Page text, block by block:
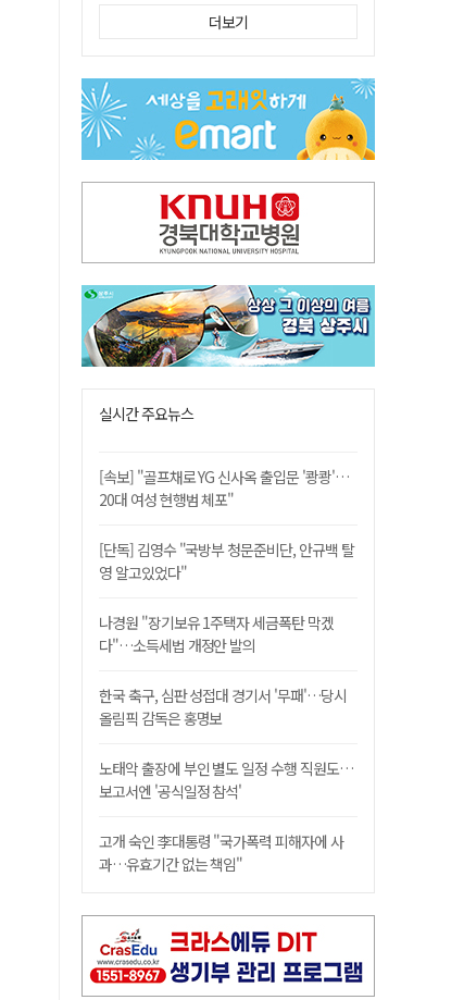
[단독] 김영수 "국방부 청문준비단, 안규백 탈영 알고있었다"
[기고] 대구 미래는 금호강·팔공산에 있다
홈플러스 다시 문 연다… 대구경북 매장도 재개장 준비 돌입
청도군정 '두 시어머니'가 되어서는 안된다
더보기
실시간 주요뉴스
[속보] "골프채로 YG 신사옥 출입문 '쾅쾅'…
20대 여성 현행범 체포"
[단독] 김영수 "국방부 청문준비단, 안규백 탈
영 알고있었다"
나경원 "장기보유 1주택자 세금폭탄 막겠
다"…소득세법 개정안 발의
한국 축구, 심판 성접대 경기서 '무패'…당시
올림픽 감독은 홍명보
노태악 출장에 부인 별도 일정 수행 직원도…
보고서엔 '공식일정 참석'
고개 숙인 李대통령 "국가폭력 피해자에 사
과…유효기간 없는 책임"